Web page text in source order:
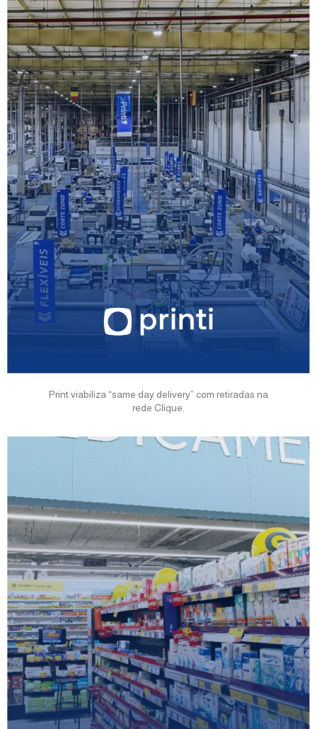
Print viabiliza “same day delivery” com retiradas na
rede Clique.